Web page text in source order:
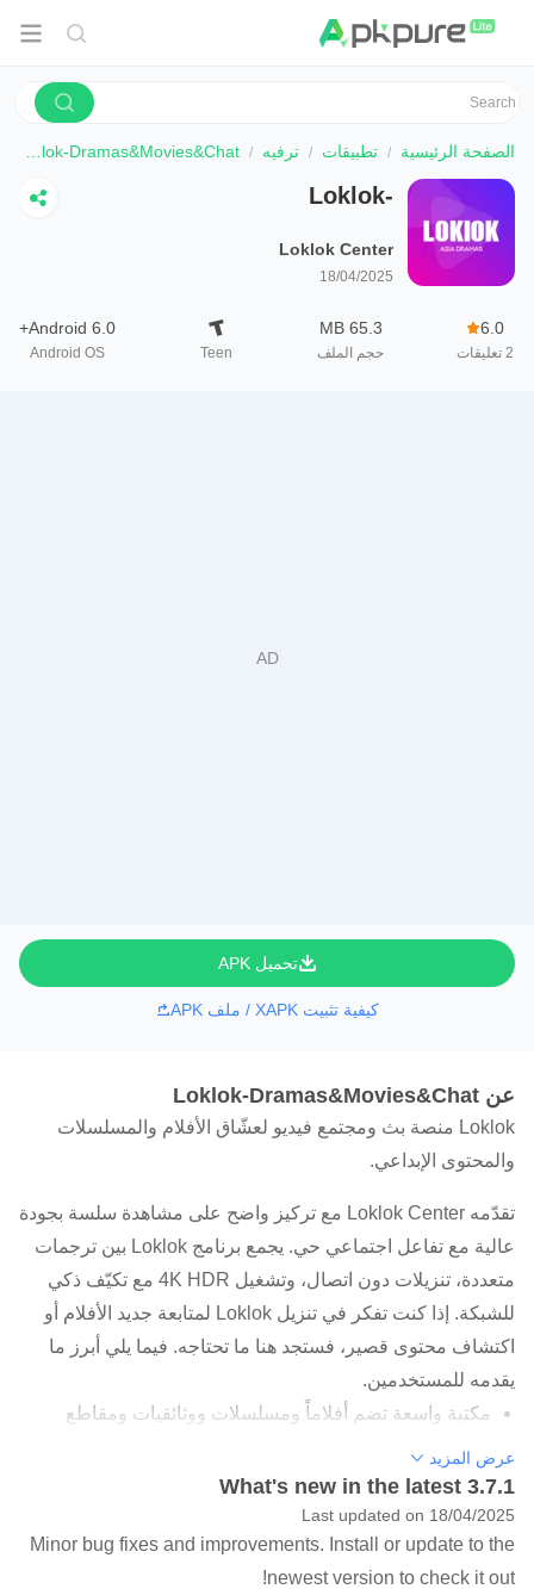
الصفحة الرئيسية تطبيقات ترفيه Loklok-Dramas&Movies&Chat
Loklok-
Loklok Center
18/04/2025
6.0
2 تعليقات
65.3 MB
حجم الملف Teen
Android 6.0+
Android OS
تحميل APK
كيفية تثبيت XAPK / ملف APK
عن Loklok-Dramas&Movies&Chat
Loklok منصة بث ومجتمع فيديو لعشّاق الأفلام والمسلسلات
والمحتوى الإبداعي.
تقدّمه Loklok Center مع تركيز واضح على مشاهدة سلسة بجودة
عالية مع تفاعل اجتماعي حي. يجمع برنامج Loklok بين ترجمات
متعددة، تنزيلات دون اتصال، وتشغيل 4K HDR مع تكيّف ذكي
للشبكة. إذا كنت تفكر في تنزيل Loklok لمتابعة جديد الأفلام أو
اكتشاف محتوى قصير، فستجد هنا ما تحتاجه. فيما يلي أبرز ما
يقدمه للمستخدمين.
مكتبة واسعة تضم أفلاماً ومسلسلات ووثائقيات ومقاطع
قصيرة منسّقة
ترجمات متعددة اللغات قابلة للتبديل الفوري أثناء المشاهدة
تنزيل عناوين كاملة لمشاهدتها دون اتصال في أي وقت
دردشة وتعليقات مباشرة لمشاركة اللحظة مع الأصدقاء
عرض المزيد
What's new in the latest 3.7.1
Last updated on 18/04/2025
Minor bug fixes and improvements. Install or update to the
newest version to check it out!